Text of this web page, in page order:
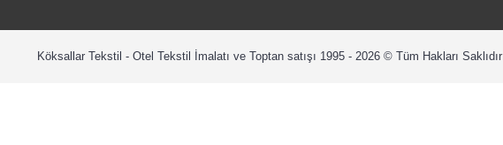
Köksallar Tekstil - Otel Tekstil İmalatı ve Toptan satışı 1995 - 2026 © Tüm Hakları Saklıdır